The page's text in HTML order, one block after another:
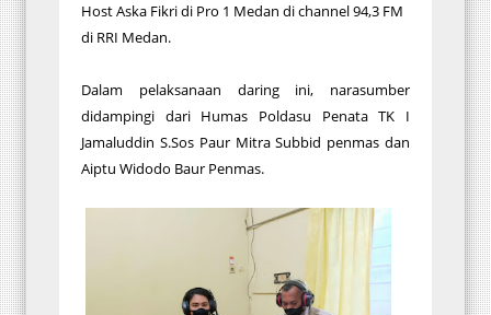
Host Aska Fikri di Pro 1 Medan di channel 94,3 FM
di RRI Medan.
Dalam pelaksanaan daring ini, narasumber
didampingi dari Humas Poldasu Penata TK I
Jamaluddin S.Sos Paur Mitra Subbid penmas dan
Aiptu Widodo Baur Penmas.